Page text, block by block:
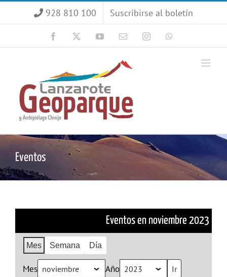
928 810 100 Suscribirse al boletín
Facebook YouTubeCorreoInstagram
Eventos
Eventos en noviembre 2023
Mes Semana Día
Mes Año